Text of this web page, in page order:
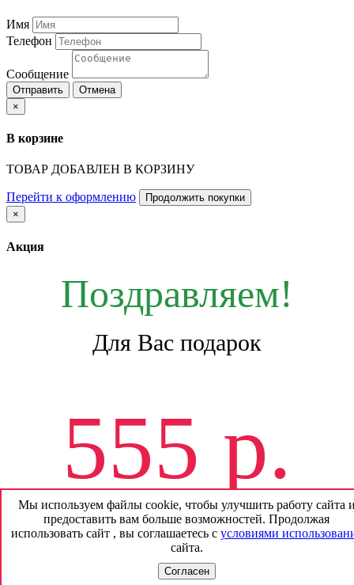
Имя
Телефон
Сообщение
Отправить
Отмена
×
В корзине
ТОВАР ДОБАВЛЕН В КОРЗИНУ
Перейти к оформлению
Продолжить покупки
×
Акция
Поздравляем!
Для Вас подарок
555 р.
На будущие покупки
без смс и регистрации
Мы используем файлы cookie, чтобы улучшить работу сайта
предоставить вам больше возможностей. Продолжая
использовать сайт , вы соглашаетесь с условиями
сайта.
Согласен